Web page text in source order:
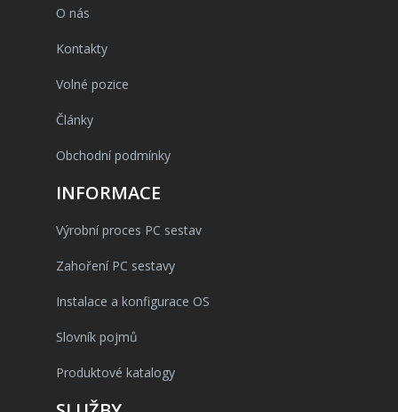
O nás
Kontakty
Volné pozice
Články
Obchodní podmínky
INFORMACE
Výrobní proces PC sestav
Zahoření PC sestavy
Instalace a konfigurace OS
Slovník pojmů
Produktové katalogy